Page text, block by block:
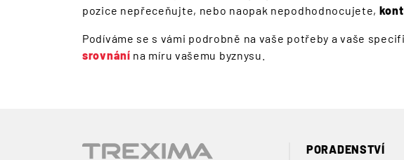
pozice nepřeceňujte, nebo naopak nepodhodnocujete,
Podíváme se s vámi podrobně na vaše potřeby a vaše
srovnání na míru vašemu byznysu.
PORADENSTVÍ